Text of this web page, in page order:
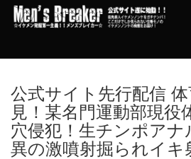
公式サイト先行配信
見！某名門運動部現役
穴侵犯！生チンポアナ
異の激噴射掘られイキ